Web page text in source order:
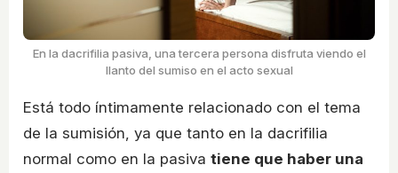
En la dacrifilia pasiva, una tercera persona disfruta viendo el
llanto del sumiso en el acto sexual
Está todo íntimamente relacionado con el tema
de la sumisión, ya que tanto en la dacrifilia
normal como en la pasiva tiene que haber una